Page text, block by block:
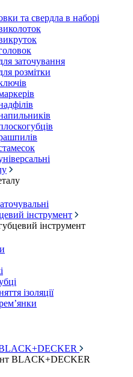
та свердла в наборі
заточування
розмітки
інструмент
інструмент
ізоляції
BLACK+DECKER
BLACK+DECKER